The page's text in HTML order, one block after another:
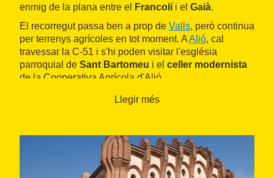
enmig de la plana entre el
Francolí i el Gaià.
El recorregut passa ben a prop de Valls, però continua
per terrenys agrícoles en tot moment. AAlió, cal
travessar la C-51 i s'hi poden visitar l'església
parroquial de Sant Bartomeu i el celler modernista
de la Cooperativa Agrícola d'Alió.
L'autopista AP-2 és l'únic element dissonant del
Finalment, el camí davalla fins al curs delGaià, a
Espai Natural Protegit del Riu Gaià -
Albereda de Santes Creus . Al davant mateix s'alça el
Reial Monestir de Santes Creus, punt final de l'etapa.
Llegir més